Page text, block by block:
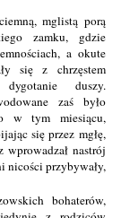
mglistą porą
zamku, gdzie
a okute
się z chrzęstem
duszy.
zaś było
w tym miesiącu,
się przez mgłę,
wprowadzał nastrój
nicości przybywały,
bohaterów,